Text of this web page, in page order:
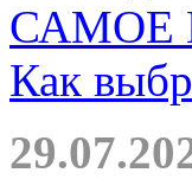
САМОЕ
Как